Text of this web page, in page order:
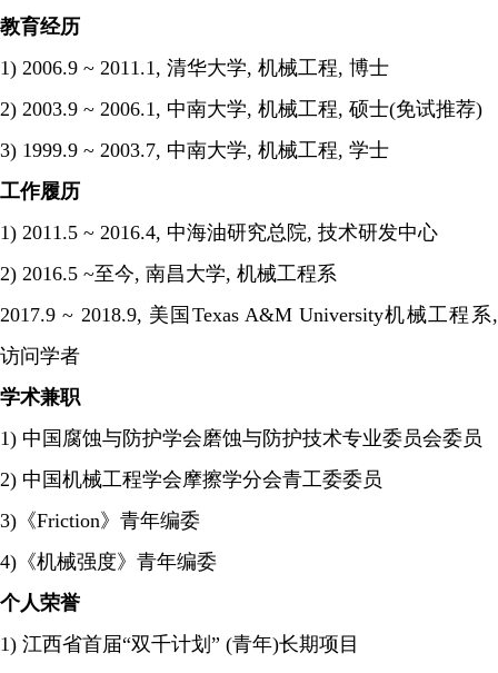
教育经历
1) 2006.9 ~ 2011.1, 清华大学, 机械工程, 博士
2) 2003.9 ~ 2006.1, 中南大学, 机械工程, 硕士(免试推荐)
3) 1999.9 ~ 2003.7, 中南大学, 机械工程, 学士
工作履历
1) 2011.5 ~ 2016.4, 中海油研究总院, 技术研发中心
2) 2016.5 ~至今, 南昌大学, 机械工程系
2017.9 ~ 2018.9, 美国Texas A&M University机械工程系,
访问学者
学术兼职
1) 中国腐蚀与防护学会磨蚀与防护技术专业委员会委员
2) 中国机械工程学会摩擦学分会青工委委员
3)《Friction》青年编委
4)《机械强度》青年编委
个人荣誉
1) 江西省首届“双千计划” (青年)长期项目